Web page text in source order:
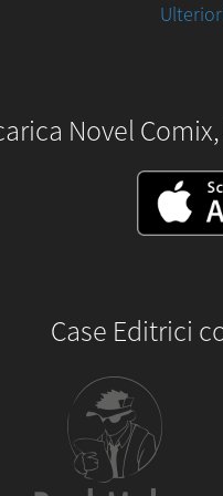
Novel
Case Editrici